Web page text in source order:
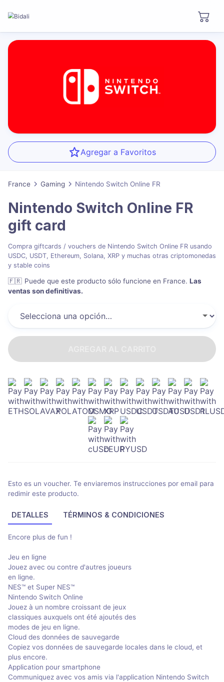
Agregar a Favoritos
France Gaming Nintendo Switch Online FR
Nintendo Switch Online FR
gift card
Compra giftcards / vouchers de Nintendo Switch Online FR usando
USDC, USDT, Ethereum, Solana, XRP y muchas otras criptomonedas
y stable coins
🇫🇷 Puede que este producto sólo funcione en France. Las
ventas son definitivas.
Esto es un voucher. Te enviaremos instrucciones por email para
redimir este producto.
DETALLES TÉRMINOS & CONDICIONES
Encore plus de fun !
Jeu en ligne
Jouez avec ou contre d'autres joueurs
en ligne.
NES™ et Super NES™
Nintendo Switch Online
Jouez à un nombre croissant de jeux
classiques auxquels ont été ajoutés des
modes de jeu en ligne.
Cloud des données de sauvegarde
Copiez vos données de sauvegarde locales dans le cloud, et
plus encore.
Application pour smartphone
Communiquez avec vos amis via l'application Nintendo Switch